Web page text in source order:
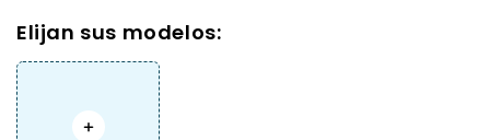
Elijan sus modelos: